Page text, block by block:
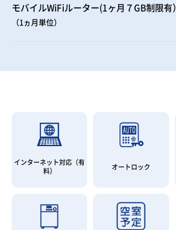
モバイルWiFiルーター(1ヶ月７GB制限有）
（1ヵ月単位）
インターネット対応（有
料）
オートロック